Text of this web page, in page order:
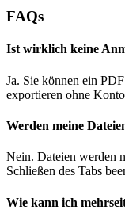
FAQs
Ist wirklich keine
Ja. Sie können ein
exportieren ohne
Werden meine
Nein. Dateien werden
Schließen des Tabs
Wie kann ich